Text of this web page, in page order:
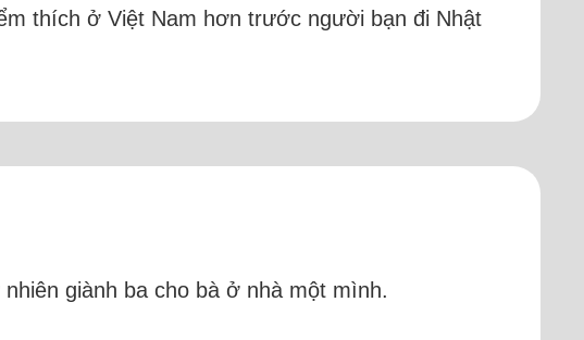
thích ở Việt Nam hơn trước người bạn đi Nhật
giành ba cho bà ở nhà một mình.